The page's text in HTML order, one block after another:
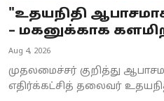
"உதயநிதி
– மகனுக்காக
Aug 4, 2026
முதலமைச்சர் குறித்து
எதிர்க்கட்சித் தலைவர்